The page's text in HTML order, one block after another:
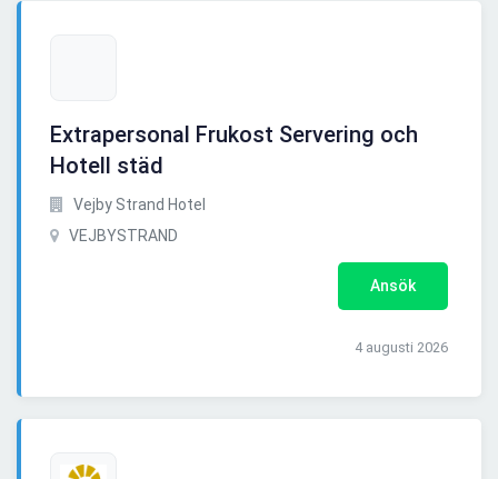
Extrapersonal Frukost Servering och
Hotell städ
Vejby Strand Hotel
VEJBYSTRAND
Ansök
4 augusti 2026